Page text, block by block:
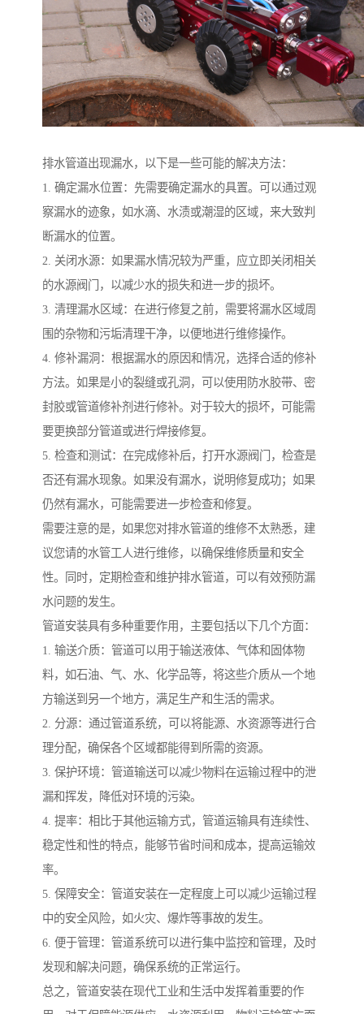
排水管道出现漏水，以下是一些可能的解决方法：
1. 确定漏水位置：先需要确定漏水的具置。可以通过观
察漏水的迹象，如水滴、水渍或潮湿的区域，来大致判
断漏水的位置。
2. 关闭水源：如果漏水情况较为严重，应立即关闭相关
的水源阀门，以减少水的损失和进一步的损坏。
3. 清理漏水区域：在进行修复之前，需要将漏水区域周
围的杂物和污垢清理干净，以便地进行维修操作。
4. 修补漏洞：根据漏水的原因和情况，选择合适的修补
方法。如果是小的裂缝或孔洞，可以使用防水胶带、密
封胶或管道修补剂进行修补。对于较大的损坏，可能需
要更换部分管道或进行焊接修复。
5. 检查和测试：在完成修补后，打开水源阀门，检查是
否还有漏水现象。如果没有漏水，说明修复成功；如果
仍然有漏水，可能需要进一步检查和修复。
需要注意的是，如果您对排水管道的维修不太熟悉，建
议您请的水管工人进行维修，以确保维修质量和安全
性。同时，定期检查和维护排水管道，可以有效预防漏
水问题的发生。
管道安装具有多种重要作用，主要包括以下几个方面：
1. 输送介质：管道可以用于输送液体、气体和固体物
料，如石油、气、水、化学品等，将这些介质从一个地
方输送到另一个地方，满足生产和生活的需求。
2. 分源：通过管道系统，可以将能源、水资源等进行合
理分配，确保各个区域都能得到所需的资源。
3. 保护环境：管道输送可以减少物料在运输过程中的泄
漏和挥发，降低对环境的污染。
4. 提率：相比于其他运输方式，管道运输具有连续性、
稳定性和性的特点，能够节省时间和成本，提高运输效
率。
5. 保障安全：管道安装在一定程度上可以减少运输过程
中的安全风险，如火灾、爆炸等事故的发生。
6. 便于管理：管道系统可以进行集中监控和管理，及时
发现和解决问题，确保系统的正常运行。
总之，管道安装在现代工业和生活中发挥着重要的作